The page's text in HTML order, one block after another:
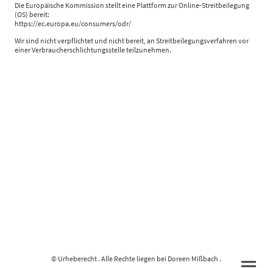
Die Europäische Kommission stellt eine Plattform zur Online-Streitbeilegung
(OS) bereit:
https://ec.europa.eu/consumers/odr/
Wir sind nicht verpflichtet und nicht bereit, an Streitbeilegungsverfahren vor
einer Verbraucherschlichtungsstelle teilzunehmen.
© Urheberecht . Alle Rechte liegen bei Doreen Mißbach .